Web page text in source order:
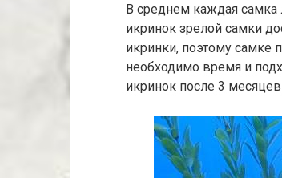
В среднем каждая самка
икринок зрелой самки
икринки, поэтому самке
необходимо время и
икринок после 3